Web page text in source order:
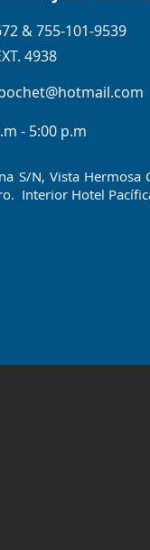
& 755-101-9539
4938
- 5:00 p.m
S/N, Vista Hermosa
Interior Hotel